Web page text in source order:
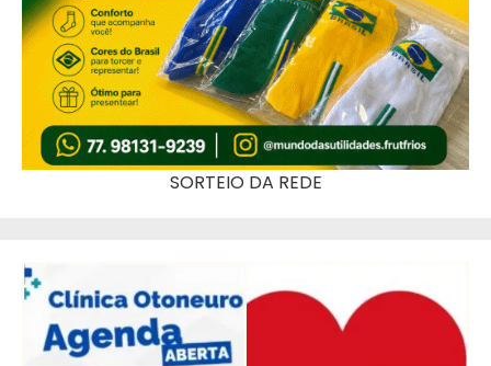
SORTEIO DA REDE